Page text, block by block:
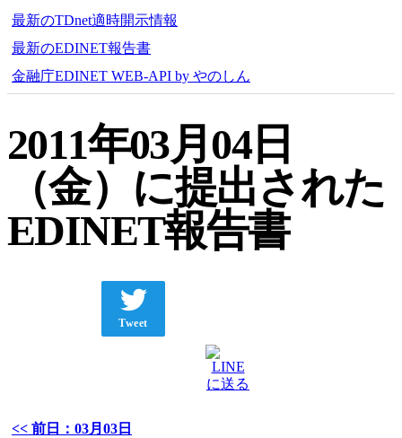
最新のTDnet適時開示情報
最新のEDINET報告書
金融庁EDINET WEB-API by やのしん
2011年03月04日
（金）に提出された
EDINET報告書
Tweet
<< 前日：03月03日